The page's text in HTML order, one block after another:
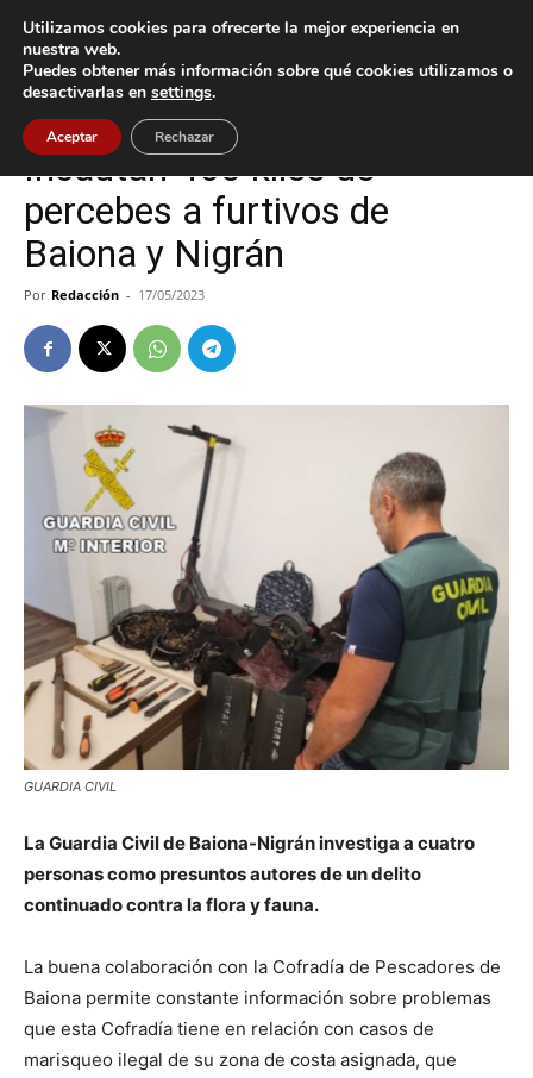
Inicio Baiona
Baiona Nigrán
Incautan 460 kilos de
percebes a furtivos de
Baiona y Nigrán
Por Redacción - 17/05/2023
GUARDIA CIVIL
La Guardia Civil de Baiona-Nigrán investiga a cuatro
personas como presuntos autores de un delito
continuado contra la flora y fauna.
La buena colaboración con la Cofradía de Pescadores de
Baiona permite constante información sobre problemas
que esta Cofradía tiene en relación con casos de
marisqueo ilegal de su zona de costa asignada, que
Utilizamos cookies para ofrecerte la mejor experiencia en
nuestra web.
Puedes obtener más información sobre qué cookies utilizamos o
desactivarlas en settings.
Aceptar Rechazar